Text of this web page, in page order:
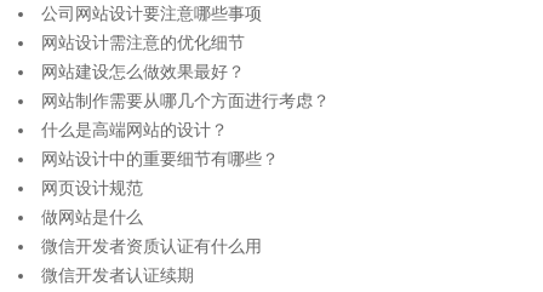
公司网站设计要注意哪些事项
网站设计需注意的优化细节
网站建设怎么做效果最好？
网站制作需要从哪几个方面进行考虑？
什么是高端网站的设计？
网站设计中的重要细节有哪些？
网页设计规范
做网站是什么
微信开发者资质认证有什么用
微信开发者认证续期